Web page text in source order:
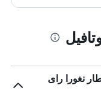
نغورا راى